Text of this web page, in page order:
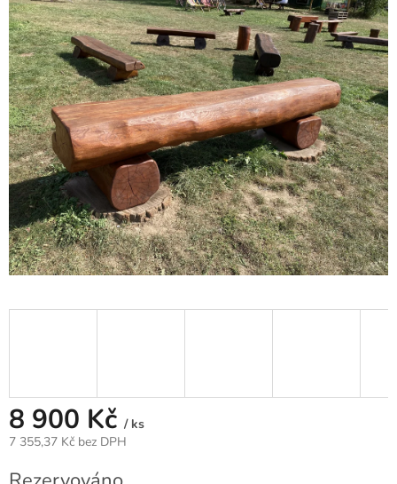
0,0
z
5
hvězdiček.
8 900 Kč / ks
7 355,37 Kč bez DPH